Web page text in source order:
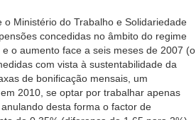
Ministério do Trabalho e Solidariedade
concedidas no âmbito do regime
o aumento face a seis meses de 2007 (o
com vista à sustentabilidade da
de bonificação mensais, um
2010, se optar por trabalhar apenas
desta forma o factor de